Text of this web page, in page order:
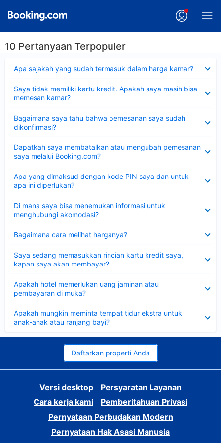
10 Pertanyaan Terpopuler
Apa sajakah yang sudah termasuk dalam harga kamar?
Saya tidak memiliki kartu kredit. Apakah saya masih bisa
memesan kamar?
Bagaimana saya tahu bahwa pemesanan saya sudah
dikonfirmasi?
Dapatkah saya membatalkan atau mengubah pemesanan
saya melalui Booking.com?
Apa yang dimaksud dengan kode PIN saya dan untuk
apa ini diperlukan?
Di mana saya bisa menemukan informasi untuk
menghubungi akomodasi?
Bagaimana cara melihat harganya?
Saya sedang memasukkan rincian kartu kredit saya,
kapan saya akan membayar?
Apakah hotel memerlukan uang jaminan atau
pembayaran di muka?
Apakah mungkin meminta tempat tidur ekstra untuk
anak-anak atau ranjang bayi?
Daftarkan properti Anda
Versi desktop
Persyaratan Layanan
Cara kerja kami
Pemberitahuan Privasi
Pernyataan Perbudakan Modern
Pernyataan Hak Asasi Manusia